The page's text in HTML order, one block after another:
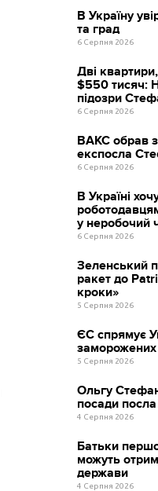
В Україну
та град
6 Серпня 2026
Дві
$550 тисяч:
підозри
6 Серпня 2026
ВАКС обрав
експосла
6 Серпня 2026
В Україні
у неробочий
6 Серпня 2026
Зеленський
ракет до
кроки»
5 Серпня 2026
ЄС спрямує
заморожених
5 Серпня 2026
Ольгу
посади
4 Серпня 2026
Батьки
можуть
держави
4 Серпня 2026